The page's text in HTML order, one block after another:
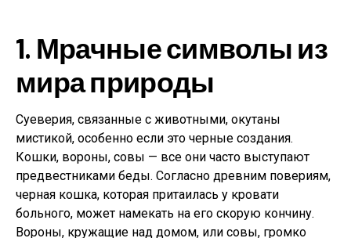
1. Мрачные символы из
мира природы
Суеверия, связанные с животными, окутаны
мистикой, особенно если это черные создания.
Кошки, вороны, совы — все они часто выступают
предвестниками беды. Согласно древним повериям,
черная кошка, которая притаилась у кровати
больного, может намекать на его скорую кончину.
Вороны, кружащие над домом, или совы, громко